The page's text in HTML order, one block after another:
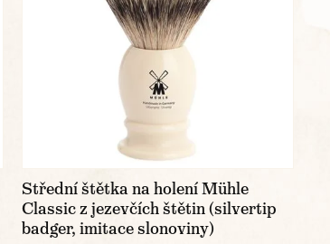
Střední štětka na holení Mühle
Classic z jezevčích štětin (silvertip
badger, imitace slonoviny)